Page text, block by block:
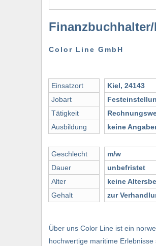
Color Line GmbH
Einsatzort
Jobart
Tätigkeit
Ausbildung
Geschlecht
Dauer
Alter
Gehalt
Kiel, 24143
keine
m/w
unbefristet
keine
zur
Über uns Color Line ist ein
hochwertige maritime